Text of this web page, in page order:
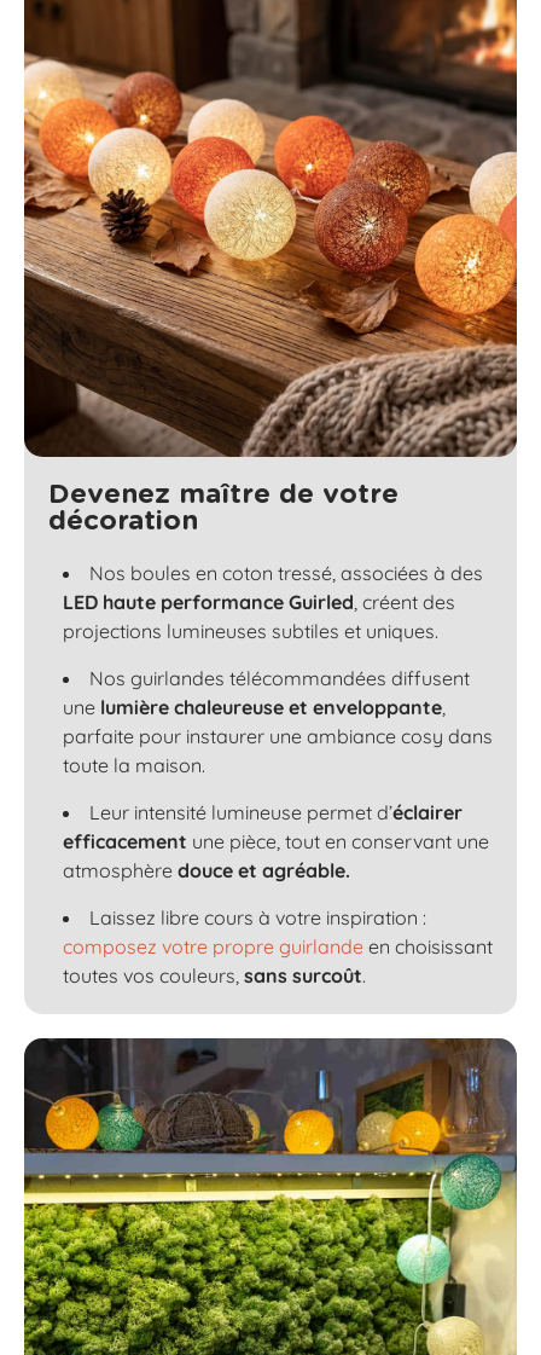
Devenez maître de votre
décoration
Nos boules en coton tressé, associées à des
LED haute performance Guirled, créent des
projections lumineuses subtiles et uniques.
Nos guirlandes télécommandées diffusent
une lumière chaleureuse et enveloppante,
parfaite pour instaurer une ambiance cosy dans
toute la maison.
Leur intensité lumineuse permet d’éclairer
efficacement une pièce, tout en conservant une
atmosphère douce et agréable.
Laissez libre cours à votre inspiration :
composez votre propre guirlande en choisissant
toutes vos couleurs, sans surcoût.